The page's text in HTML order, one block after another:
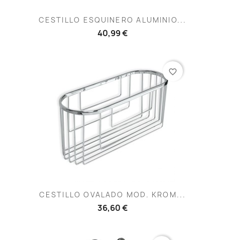
CESTILLO ESQUINERO ALUMINIO...
40,99 €
CESTILLO OVALADO MOD. KROM...
36,60 €
favorite_border